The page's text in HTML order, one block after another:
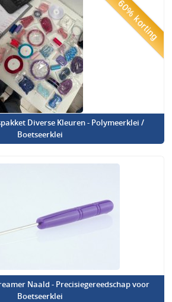
60% korting
Diverse Kleuren - Polymeerklei /
Boetseerklei
Naald - Precisiegereedschap voor
Boetseerklei